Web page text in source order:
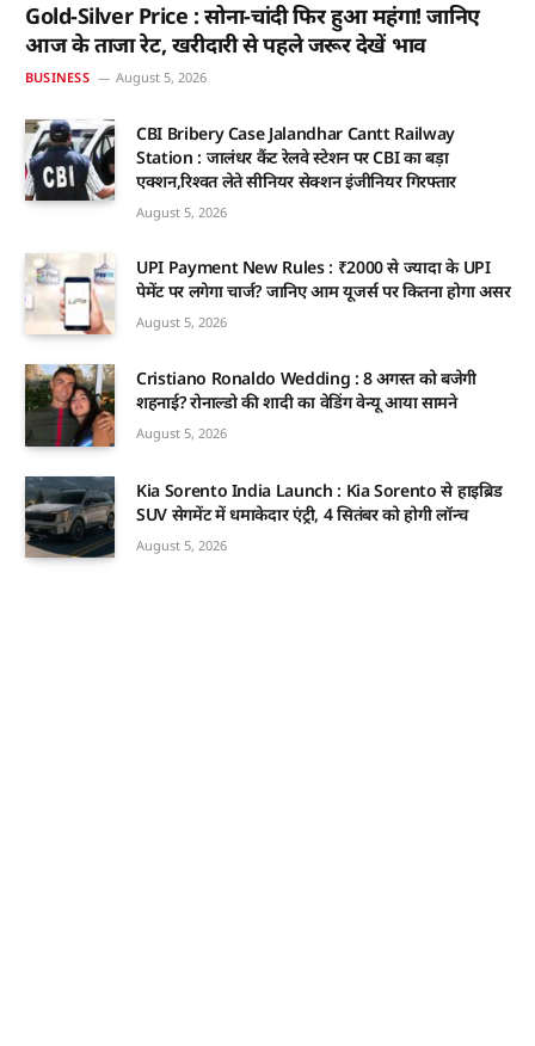
Gold-Silver Price : सोना-चांदी फिर हुआ महंगा! जानिए
आज के ताजा रेट, खरीदारी से पहले जरूर देखें भाव
BUSINESS August 5, 2026
CBI Bribery Case Jalandhar Cantt Railway
Station : जालंधर कैंट रेलवे स्टेशन पर CBI का बड़ा
एक्शन,रिश्वत लेते सीनियर सेक्शन इंजीनियर गिरफ्तार
August 5, 2026
UPI Payment New Rules : ₹2000 से ज्यादा के UPI
पेमेंट पर लगेगा चार्ज? जानिए आम यूजर्स पर कितना होगा असर
August 5, 2026
Cristiano Ronaldo Wedding : 8 अगस्त को बजेगी
शहनाई? रोनाल्डो की शादी का वेडिंग वेन्यू आया सामने
August 5, 2026
Kia Sorento India Launch : Kia Sorento से हाइब्रिड
SUV सेगमेंट में धमाकेदार एंट्री, 4 सितंबर को होगी लॉन्च
August 5, 2026